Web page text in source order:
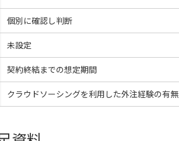
個別に確認し判断
未設定
契約終結までの想定期間
クラウドソーシングを利用した外注経験の有無